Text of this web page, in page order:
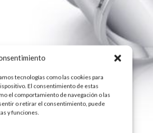
tecnologías como las cookies para
El consentimiento de estas
el comportamiento de navegación o las
o retirar el consentimiento, puede
y funciones.